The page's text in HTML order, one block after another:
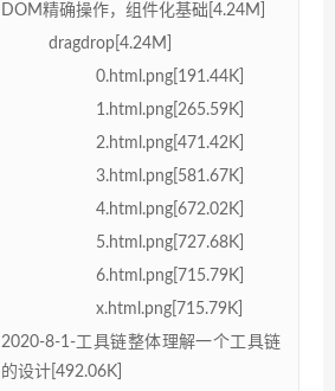
DOM精确操作，组件化基础[4.24M]
dragdrop[4.24M]
0.html.png[191.44K]
1.html.png[265.59K]
2.html.png[471.42K]
3.html.png[581.67K]
4.html.png[672.02K]
5.html.png[727.68K]
6.html.png[715.79K]
x.html.png[715.79K]
2020-8-1-工具链整体理解一个工具链
的设计[492.06K]